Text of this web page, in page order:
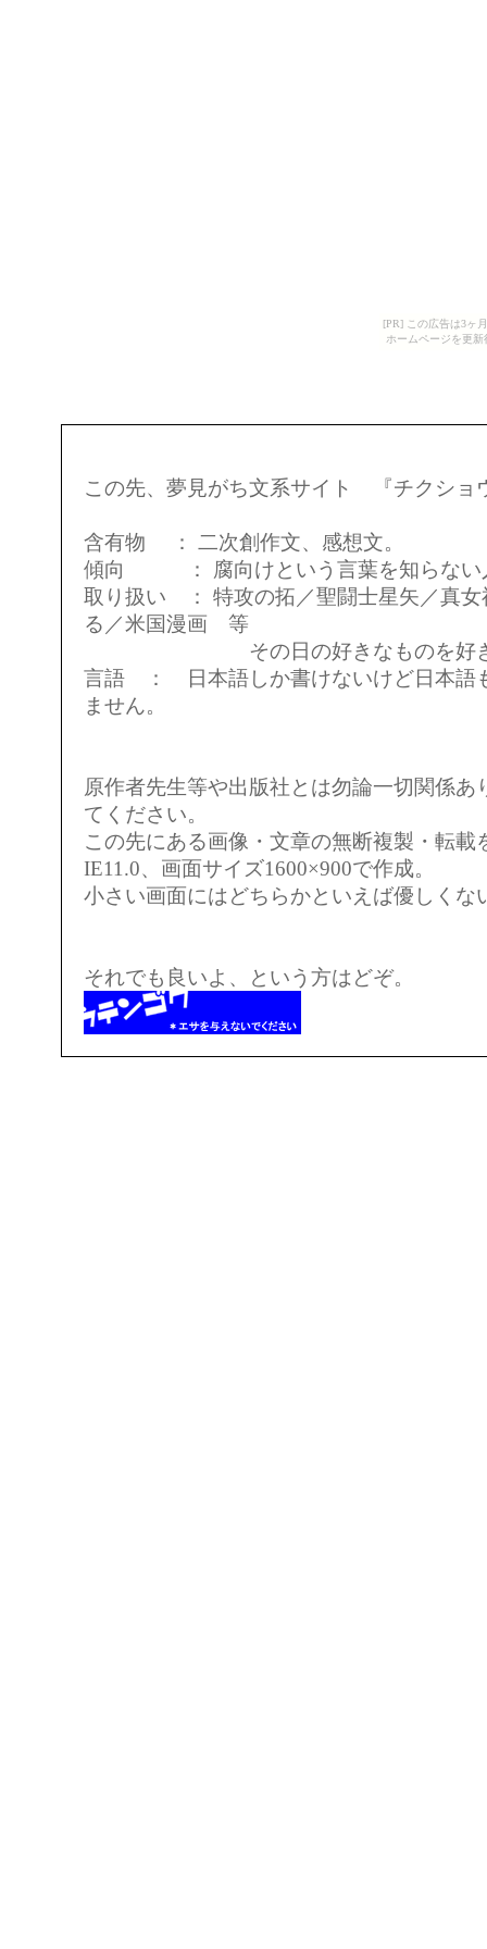
[PR] この広告は3ヶ
ホームページを更
この先、夢見がち文系サイト 『チクショ
含有物 ： 二次創作文、感想文。
傾向 ： 腐向けという言葉を知らない
取り扱い ： 特攻の拓／聖闘士星矢／真
る／米国漫画 等
その日の好きなものを好きな
言語 ： 日本語しか書けないけど日本語
ません。
原作者先生等や出版社とは勿論一切関係あ
てください。
この先にある画像・文章の無断複製・転載
IE11.0、画面サイズ1600×900で作成。
小さい画面にはどちらかといえば優しくな
それでも良いよ、という方はどぞ。